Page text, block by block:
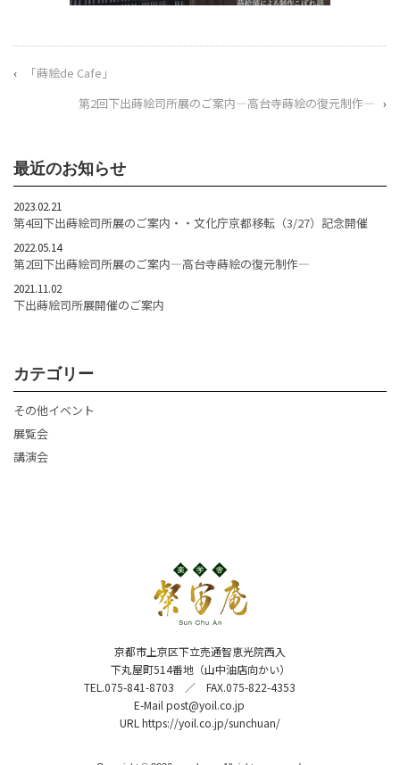
‹
「蒔絵de Cafe」
第2回下出蒔絵司所展のご案内―高台寺蒔絵の復元制作― ›
最近のお知らせ
2023.02.21
第4回下出蒔絵司所展のご案内・・文化庁京都移転（3/27）記念開催
2022.05.14
第2回下出蒔絵司所展のご案内―高台寺蒔絵の復元制作―
2021.11.02
下出蒔絵司所展開催のご案内
カテゴリー
その他イベント
展覧会
講演会
京都市上京区下立売通智恵光院西入
下丸屋町514番地（山中油店向かい）
TEL.075-841-8703 ／ FAX.075-822-4353
E-Mail post@yoil.co.jp
URL https://yoil.co.jp/sunchuan/